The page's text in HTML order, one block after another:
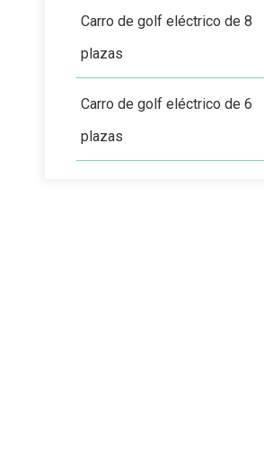
Carro de golf eléctrico de 8
plazas
Carro de golf eléctrico de 6
plazas